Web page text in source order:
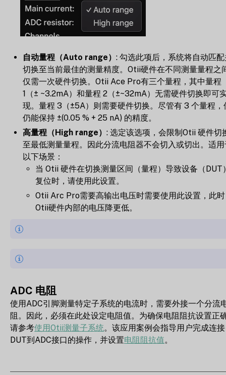
自动量程（Auto range） : 勾选此项后，系统将自动匹
切换至当前最佳的测量精度。Otii硬件在不同测量量程之
仅需一次硬件切换。Otii Ace Pro有三个量程，其中量程
1（± ~3.2mA）和量程 2（±~32mA）无需硬件切换即可
现。量程 3（±5A）则需要硬件切换。尽管有 3 个量程，
仍能保持 ±(0.05 % + 25 nA) 的精度。
高量程（High range） : 选定该选项，会限制Otii 硬件切
至最低测量量程。因此分流电阻器不会切入或切出。适
以下场景：
当 Otii 硬件在切换测量区间（量程）导致设备（DUT
复位时，请使用此设置。
Otii Arc Pro需要高输出电压时需要使用此设置，此时
Otii硬件内部的电压降更低。
ADC 电阻
使用ADC引脚测量特定子系统的电流时，需要外接一个分流
阻。因此，必须在此处设定电阻值。为确保电阻阻抗设置正
请参考使用Otii测量子系统。该应用案例会指导用户完成连接
DUT到ADC接口的操作，并设置电阻阻抗值。